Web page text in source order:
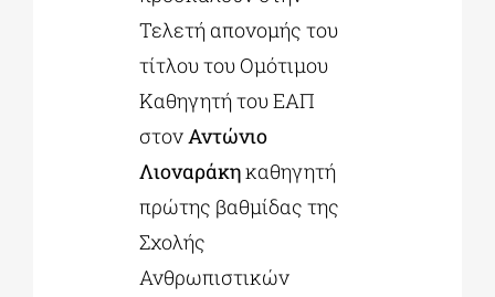
Τελετή απονομής του
τίτλου του Ομότιμου
Καθηγητή του ΕΑΠ
στονΑντώνιο
Λιοναράκηκαθηγητή
πρώτης βαθμίδας της
Σχολής
Ανθρωπιστικών